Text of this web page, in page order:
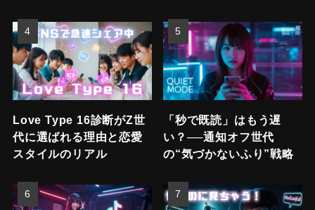
Love Type 16診断がZ世
代に選ばれる理由と恋愛
スタイルのリアル
「秒で既読」はもう遅
い？──通知オフ世代
の“気づかないふり”戦略